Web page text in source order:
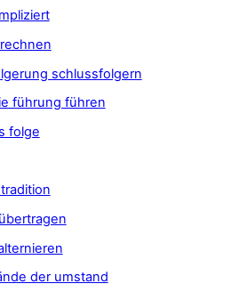
schlussfolgern
führung führen
folge
der umstand